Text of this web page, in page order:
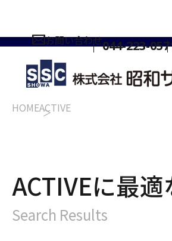
お問い合わせ044-223-
HOMEACTIVE
ACTIVEに最
Search Results